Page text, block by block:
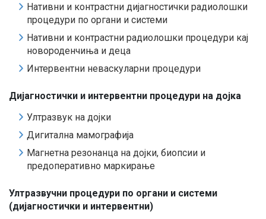
Нативни и контрастни дијагностички радиолошки
процедури по органи и системи
Нативни и контрастни радиолошки процедури кај
новороденчиња и деца
Интервентни неваскуларни процедури
Дијагностички и интервентни процедури на дојка
Ултразвук на дојки
Дигитална мамографија
Магнетна резонанца на дојки, биопсии и
предоперативно маркирање
Ултразвучни процедури по органи и системи
(дијагностички и интервентни)